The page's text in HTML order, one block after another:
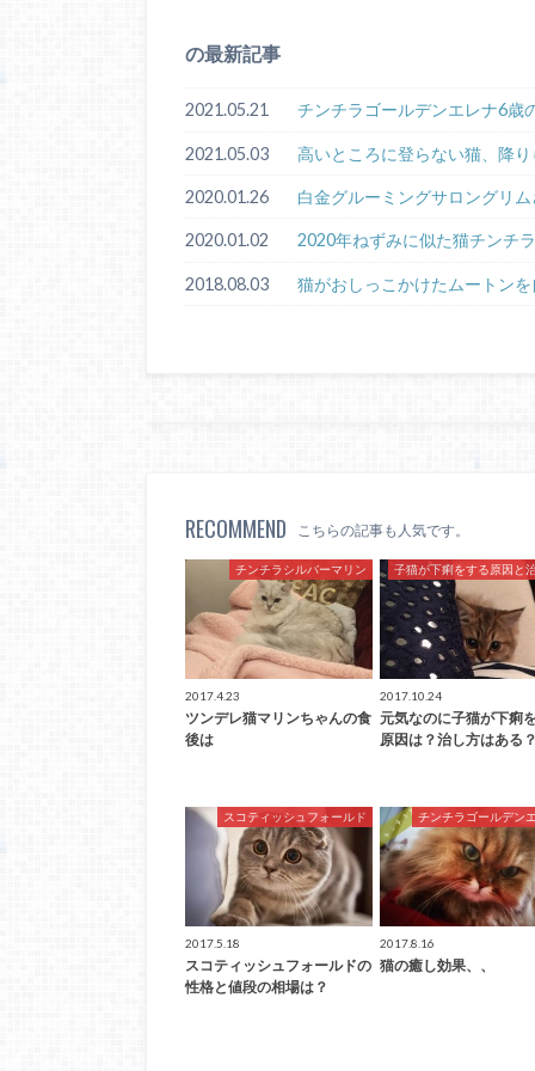
の最新記事
2021.05.21 チンチラゴールデンエレナ6歳
2021.05.03 高いところに登らない猫、降
2020.01.26 白金グルーミングサロングリ
2020.01.02 2020年ねずみに似た猫チンチ
2018.08.03 猫がおしっこかけたムートン
RECOMMEND こちらの記事も人気です。
チンチラシルバーマリン
2017.4.23
ツンデレ猫マリンちゃんの食
後は
子猫が下痢をする原因と
2017.10.24
元気なのに子猫が下痢
原因は？治し方はある
スコティッシュフォールド
2017.5.18
スコティッシュフォールドの
性格と値段の相場は？
チンチラゴールデン
2017.8.16
猫の癒し効果、、